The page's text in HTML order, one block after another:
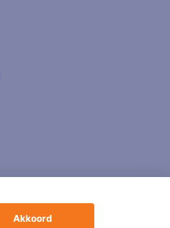
Akkoord